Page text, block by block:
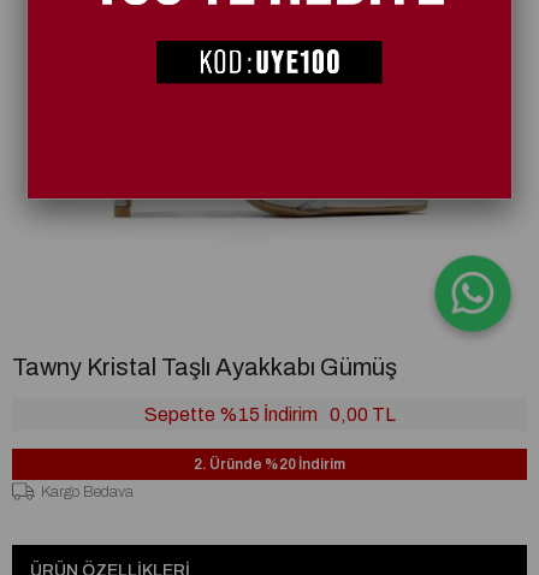
Tawny Kristal Taşlı Ayakkabı Gümüş
Sepette %15 İndirim 0,00 TL
2. Üründe %20 İndirim
Kargo Bedava
ÜRÜN ÖZELLIKLERI